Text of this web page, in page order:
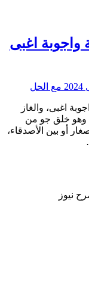
واجوبة اغبى
اغبى، والغاز
وهو خلق جو من
أو بين الأصدقاء،